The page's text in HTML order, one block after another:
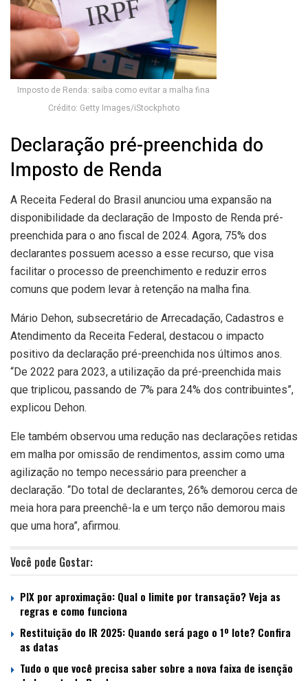
Imposto de Renda: saiba como evitar a malha fina
Crédito: Getty Images/iStockphoto
Declaração pré-preenchida do
Imposto de Renda
A Receita Federal do Brasil anunciou uma expansão na
disponibilidade da declaração de Imposto de Renda pré-
preenchida para o ano fiscal de 2024. Agora, 75% dos
declarantes possuem acesso a esse recurso, que visa
facilitar o processo de preenchimento e reduzir erros
comuns que podem levar à retenção na malha fina.
Mário Dehon, subsecretário de Arrecadação, Cadastros e
Atendimento da Receita Federal, destacou o impacto
positivo da declaração pré-preenchida nos últimos anos.
“De 2022 para 2023, a utilização da pré-preenchida mais
que triplicou, passando de 7% para 24% dos contribuintes”,
explicou Dehon.
Ele também observou uma redução nas declarações retidas
em malha por omissão de rendimentos, assim como uma
agilização no tempo necessário para preencher a
declaração. “Do total de declarantes, 26% demorou cerca de
meia hora para preenchê-la e um terço não demorou mais
que uma hora”, afirmou.
Você pode Gostar:
PIX por aproximação: Qual o limite por transação? Veja as
regras e como funciona
Restituição do IR 2025: Quando será pago o 1º lote? Confira
as datas
Tudo o que você precisa saber sobre a nova faixa de isenção